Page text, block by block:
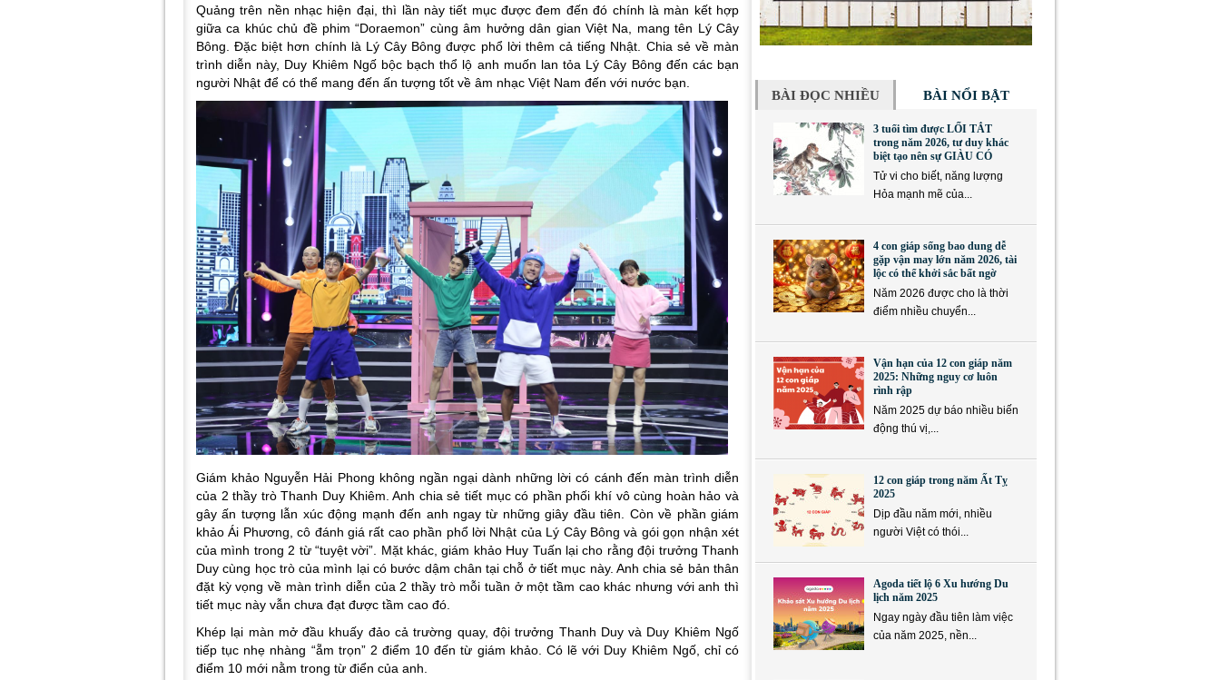
Quảng trên nền nhạc hiện đại, thì lần này tiết mục được đem đến đó chính là màn kết hợp
giữa ca khúc chủ đề phim “Doraemon” cùng âm hưởng dân gian Việt Na, mang tên Lý Cây
Bông. Đặc biệt hơn chính là Lý Cây Bông được phổ lời thêm cả tiếng Nhật. Chia sẻ về màn
trình diễn này, Duy Khiêm Ngố bộc bạch thổ lộ anh muốn lan tỏa Lý Cây Bông đến các bạn
người Nhật để có thể mang đến ấn tượng tốt về âm nhạc Việt Nam đến với nước bạn.
Giám khảo Nguyễn Hải Phong không ngần ngại dành những lời có cánh đến màn trình diễn
của 2 thầy trò Thanh Duy Khiêm. Anh chia sẻ tiết mục có phần phối khí vô cùng hoàn hảo và
gây ấn tượng lẫn xúc động mạnh đến anh ngay từ những giây đầu tiên. Còn về phần giám
khảo Ái Phương, cô đánh giá rất cao phần phổ lời Nhật của Lý Cây Bông và gói gọn nhận xét
của mình trong 2 từ “tuyệt vời”. Mặt khác, giám khảo Huy Tuấn lại cho rằng đội trưởng Thanh
Duy cùng học trò của mình lại có bước dậm chân tại chỗ ở tiết mục này. Anh chia sẻ bản thân
đặt kỳ vọng về màn trình diễn của 2 thầy trò mỗi tuần ở một tầm cao khác nhưng với anh thì
tiết mục này vẫn chưa đạt được tầm cao đó.
Khép lại màn mở đầu khuấy đảo cả trường quay, đội trưởng Thanh Duy và Duy Khiêm Ngố
tiếp tục nhẹ nhàng “ẵm trọn” 2 điểm 10 đến từ giám khảo. Có lẽ với Duy Khiêm Ngố, chỉ có
điểm 10 mới nằm trong từ điển của anh.
BÀI ĐỌC NHIỀU BÀI NỔI BẬT
3 tuổi tìm được LỐI TẮT
trong năm 2026, tư duy khác
biệt tạo nên sự GIÀU CÓ
Tử vi cho biết, năng lượng
Hỏa mạnh mẽ của...
4 con giáp sống bao dung dễ
gặp vận may lớn năm 2026, tài
lộc có thể khởi sắc bất ngờ
Năm 2026 được cho là thời
điểm nhiều chuyển...
Vận hạn của 12 con giáp năm
2025: Những nguy cơ luôn
rình rập
Năm 2025 dự báo nhiều biến
động thú vị,...
12 con giáp trong năm Ất Tỵ
2025
Dịp đầu năm mới, nhiều
người Việt có thói...
Agoda tiết lộ 6 Xu hướng Du
lịch năm 2025
Ngay ngày đầu tiên làm việc
của năm 2025, nền...